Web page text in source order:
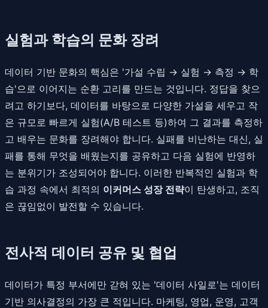
실험과 학습의 문화 장려
데이터 기반 문화의 핵심은 '가설 수립 → 실험 → 측정 → 학
습'으로 이어지는 순환 고리를 만드는 것입니다. 정답을 찾으
려고 하기보다, 데이터를 바탕으로 다양한 가설을 세우고 작
은 규모로 빠르게 실험(A/B 테스트 등)하여 그 결과를 측정하
고 배우는 문화를 장려해야 합니다. 실패를 비난하는 대신, 실
패를 통해 무엇을 배웠는지를 공유하고 다음 실험에 반영하
는 분위기가 조성되어야 합니다. 이러한 반복적인 실험과 학
습 과정 속에서 최적의 이커머스 성장 전략이 탄생하고, 조직
은 끊임없이 발전할 수 있습니다.
전사적 데이터 공유 및 협업
데이터가 특정 부서에만 갇혀 있는 '데이터 사일로'는 데이터
기반 의사결정의 가장 큰 적입니다. 마케팅, 영업, 운영, 고객